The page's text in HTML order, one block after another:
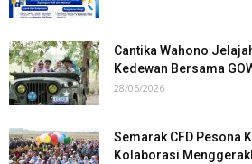
Cantika Wahono
Kedewan Bersama
28/06/2026
Semarak CFD Pesona
Kolaborasi